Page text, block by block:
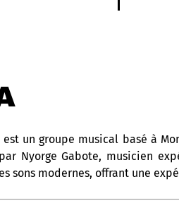
est un groupe musical basé à
Nyorge Gabote, musicien
sons modernes, offrant une